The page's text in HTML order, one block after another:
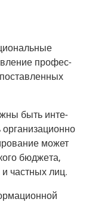
про­фес­
быть инте­
может
бюд­же­та,
и част­ных лиц.